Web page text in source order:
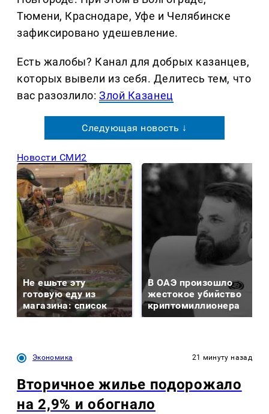
Тюмени, Краснодаре, Уфе и Челябинске
зафиксировано удешевление.
Есть жалобы? Канал для добрых казанцев,
которых вывели из себя. Делитеcь тем, что
вас разозлило:Злой Казанец
Следующая новость ↓
Новости СМИ2
Не ешьте эту
готовую еду из
магазина: список
В ОАЭ произошло
жестокое убийство
криптомиллионера
Экономика 21 минуту назад
Вторичное жилье подорожало
на 2,9% и обогнало